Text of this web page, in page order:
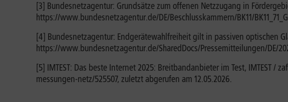
[3] Bundesnetzagentur: Grundsätze zum offenen Netzzugang in
https://www.bundesnetzagentur.de/DE/Beschlusskammern/BK11/
[4] Bundesnetzagentur: Endgerätewahlfreiheit gilt in passiven optischen
https://www.bundesnetzagentur.de/SharedDocs/Pressemitteilungen/DE/
[5] IMTEST: Das beste Internet 2025: Breitbandanbieter im Test,
messungen-netz/525507, zuletzt abgerufen am 12.05.2026.